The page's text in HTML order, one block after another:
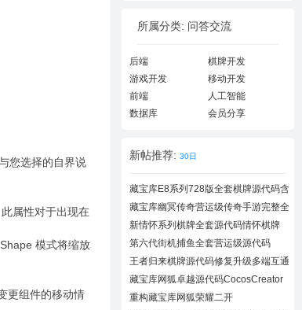
您选择的自界说
属性对于出现在
模式将缩放
更组件的移动情
所属分类: 问答交流
后端
棋牌开发
游戏开发
移动开发
前端
人工智能
数据库
会员分享
新帖推荐: 30日
藏宝库E8系列728版全套棋牌源代码含
728UI工
藏宝库幽冥传奇营运级传奇手游完整全
套源代
新情怀系列棋牌全套源代码情怀棋牌
700+子游
第六代街机捕鱼全套营运级源代码
Creator跨
王者归来棋牌源代码修复升级多端互通
近百款
藏宝库网狐卓越源代码CocosCreator
卓越版全
重构藏宝库网狐荣耀二开